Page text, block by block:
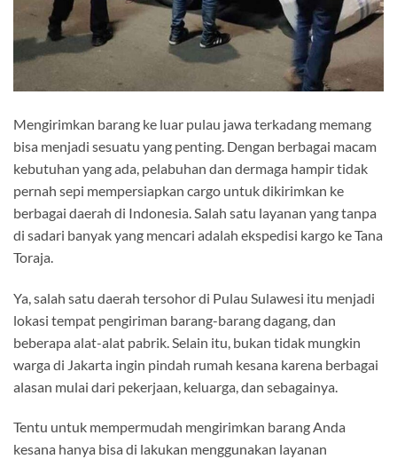
Mengirimkan barang ke luar pulau jawa terkadang memang
bisa menjadi sesuatu yang penting. Dengan berbagai macam
kebutuhan yang ada, pelabuhan dan dermaga hampir tidak
pernah sepi mempersiapkan cargo untuk dikirimkan ke
berbagai daerah di Indonesia. Salah satu layanan yang tanpa
di sadari banyak yang mencari adalah ekspedisi kargo ke Tana
Toraja.
Ya, salah satu daerah tersohor di Pulau Sulawesi itu menjadi
lokasi tempat pengiriman barang-barang dagang, dan
beberapa alat-alat pabrik. Selain itu, bukan tidak mungkin
warga di Jakarta ingin pindah rumah kesana karena berbagai
alasan mulai dari pekerjaan, keluarga, dan sebagainya.
Tentu untuk mempermudah mengirimkan barang Anda
kesana hanya bisa di lakukan menggunakan layanan